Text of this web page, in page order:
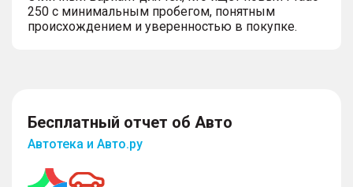
250 с минимальным пробегом, понятным
происхождением и уверенностью в покупке.
Бесплатный отчет об Авто
Автотека и Авто.ру